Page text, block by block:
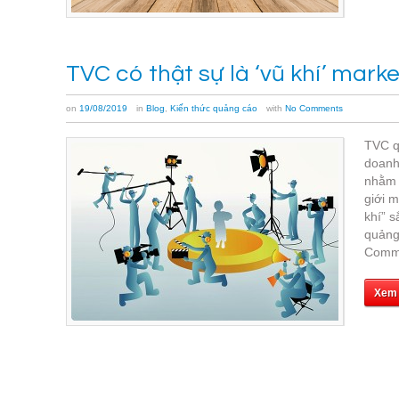
TVC có thật sự là ‘vũ khí’
on 19/08/2019 in Blog Kiến thức quảng cáo with No Comments
TVC
giới
khí”